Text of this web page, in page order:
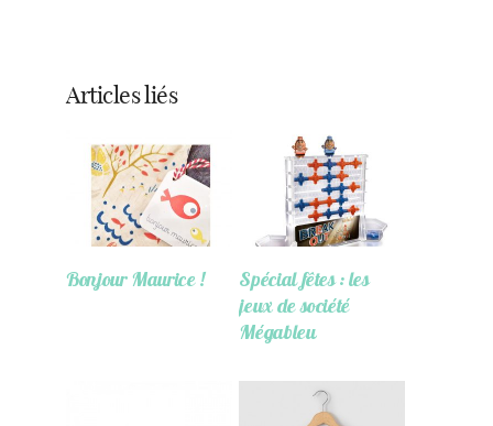
Articles liés
Bonjour Maurice !
Spécial fêtes : les
jeux de société
Mégableu